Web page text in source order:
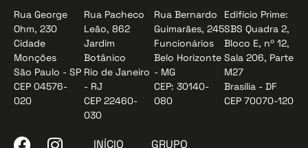
Rua George
Ohm, 230
Cidade
Monções
São Paulo - SP
CEP 04576-
020
Rua Pacheco
Leão, 862
Jardim
Botânico
Rio de Janeiro
- RJ
CEP 22460-
030
Rua Bernardo
Guimarães, 245
Funcionários
Belo Horizonte
- MG
CEP: 30140-
080
Edifício Prime:
SBS Quadra 2,
Bloco E, nº 12,
Sala 206, Parte
M27
Brasília - DF
CEP 70070-120
INÍCIO
GRUPO